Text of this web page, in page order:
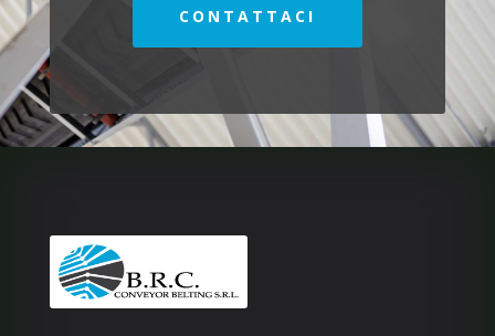
CONTATTACI